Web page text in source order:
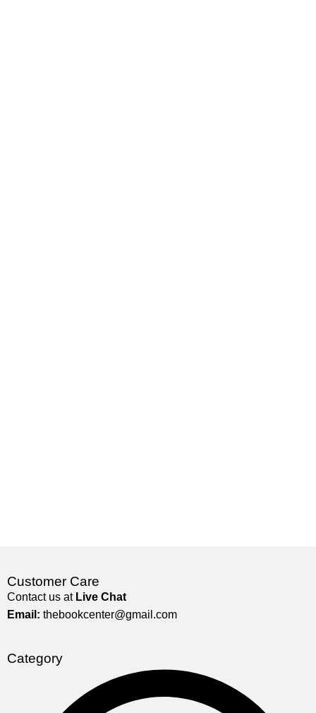
Customer Care
Contact us at Live Chat
Email: thebookcenter@gmail.com
Category